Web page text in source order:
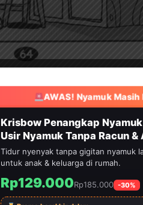
AWAS! Nyamuk
HEMAT 30%
Krisbow Penangkap
Usir Nyamuk Tanpa Racun &
Tidur nyenyak tanpa gigitan nyamuk
untuk anak & keluarga di rumah.
Rp129.000Rp185.000 -30%